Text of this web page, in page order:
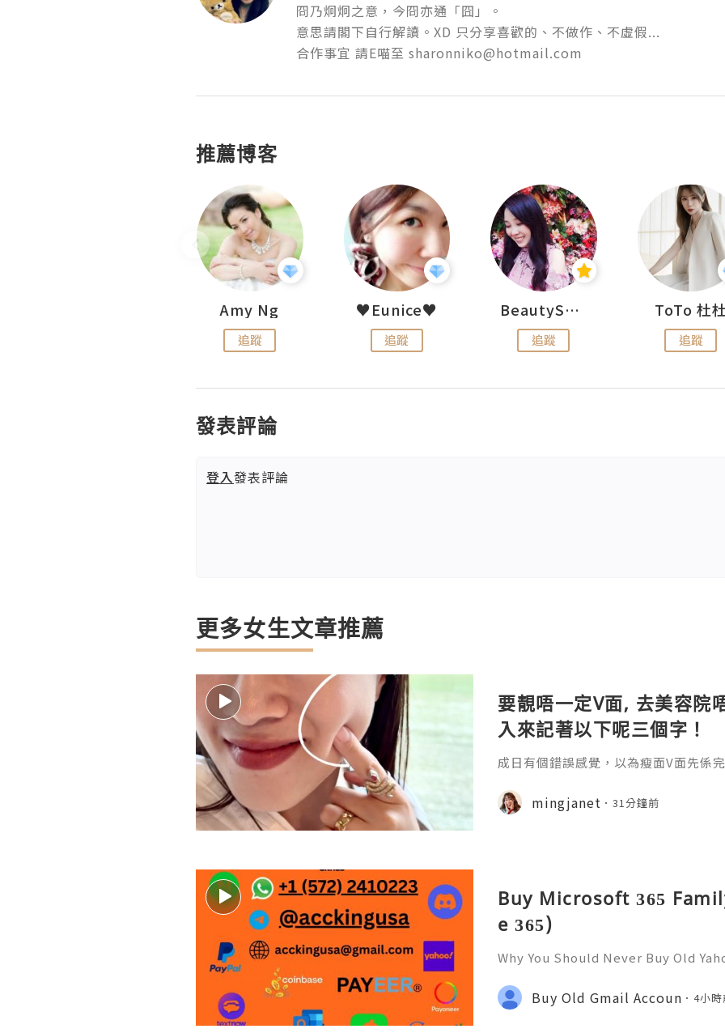
冏乃炯炯之意，今冏亦通「囧」。
意思請閣下自行解讀。XD 只分享喜歡的、不做作、不虛假...
合作事宜 請E喵至 sharonniko@hotmail.com
推薦博客
Amy Ng
追蹤
♥Eunice♥
追蹤
BeautySearch
追蹤
ToTo 杜
追蹤
發表評論
登入發表評論
更多女生文章推薦
要靚唔一定V面, 去美容院
入來記著以下呢三個字！
成日有個錯誤感覺，以為瘦面V面先係
療程係=做Duo Tite + Oligio 呢2部機
mingjanet 31分鐘前
Buy Microsoft 365
e 365)
Why You Should Never Buy Old
onal communication, business
ccount recovery. Because of
Buy Old Gmail Accoun 4小